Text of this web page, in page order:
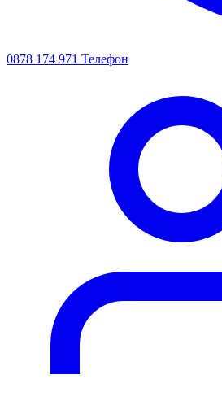
0878 174 971 Телефон